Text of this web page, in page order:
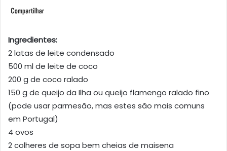
Ingredientes:
2 latas de leite condensado
500 ml de leite de coco
200 g de coco ralado
150 g de queijo da Ilha ou queijo flamengo ralado fino
(pode usar parmesão, mas estes são mais comuns
em Portugal)
4 ovos
2 colheres de sopa bem cheias de maisena